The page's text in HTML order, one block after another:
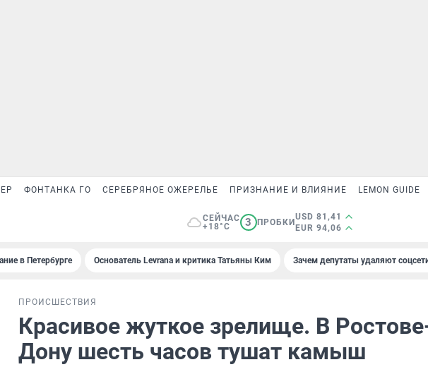
ФОНТАНКА ГО СЕРЕБРЯНОЕ ОЖЕРЕЛЬЕ ПРИЗНАНИЕ И ВЛИЯНИЕ LEMON GUIDE
СЕЙЧАС
+18°C
3 ПРОБКИ
USD 81,41
EUR 94,06
в Петербурге Основатель Levrana и критика Татьяны Ким Зачем депутаты удаляют
ПРОИСШЕСТВИЯ
Красивое жуткое зрелище. В
Дону шесть часов тушат камыш